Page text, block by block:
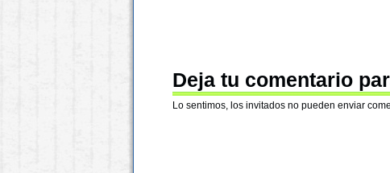
Deja tu comentario
Lo sentimos, los invitados no pueden enviar